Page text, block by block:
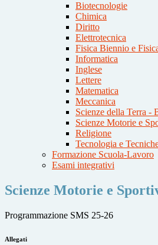
Biotecnologie
Chimica
Diritto
Elettrotecnica
Fisica Biennio e
Informatica
Inglese
Lettere
Matematica
Meccanica
Scienze della Terra -
Scienze Motorie e
Religione
Tecnologia e
Formazione Scuola-Lavoro
Esami integrativi
Scienze Motorie e
Programmazione SMS 25-26
Allegati